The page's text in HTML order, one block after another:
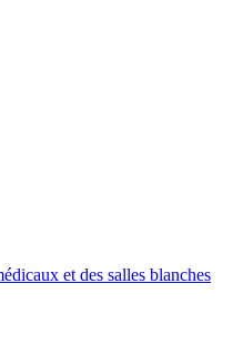
et des salles blanches